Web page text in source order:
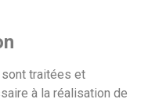
sont traitées et
à la réalisation de